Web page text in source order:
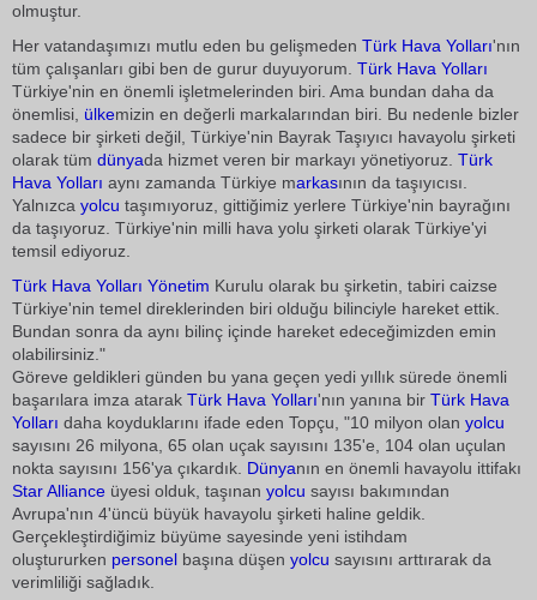
olmuştur.
Her vatandaşımızı mutlu eden bu gelişmeden Türk Hava Yolları'nın
tüm çalışanları gibi ben de gurur duyuyorum. Türk Hava Yolları
Türkiye'nin en önemli işletmelerinden biri. Ama bundan daha da
önemlisi, ülkemizin en değerli markalarından biri. Bu nedenle bizler
sadece bir şirketi değil, Türkiye'nin Bayrak Taşıyıcı havayolu şirketi
olarak tüm dünyada hizmet veren bir markayı yönetiyoruz. Türk
Hava Yolları aynı zamanda Türkiye markasının da taşıyıcısı.
Yalnızca yolcu taşımıyoruz, gittiğimiz yerlere Türkiye'nin bayrağını
da taşıyoruz. Türkiye'nin milli hava yolu şirketi olarak Türkiye'yi
temsil ediyoruz.
Türk Hava Yolları Yönetim Kurulu olarak bu şirketin, tabiri caizse
Türkiye'nin temel direklerinden biri olduğu bilinciyle hareket ettik.
Bundan sonra da aynı bilinç içinde hareket edeceğimizden emin
olabilirsiniz."
Göreve geldikleri günden bu yana geçen yedi yıllık sürede önemli
başarılara imza atarak Türk Hava Yolları'nın yanına bir Türk Hava
Yolları daha koyduklarını ifade eden Topçu, "10 milyon olan yolcu
sayısını 26 milyona, 65 olan uçak sayısını 135'e, 104 olan uçulan
nokta sayısını 156'ya çıkardık. Dünyanın en önemli havayolu ittifakı
Star Alliance üyesi olduk, taşınan yolcu sayısı bakımından
Avrupa'nın 4'üncü büyük havayolu şirketi haline geldik.
Gerçekleştirdiğimiz büyüme sayesinde yeni istihdam
oluştururken personel başına düşen yolcu sayısını arttırarak da
verimliliği sağladık.